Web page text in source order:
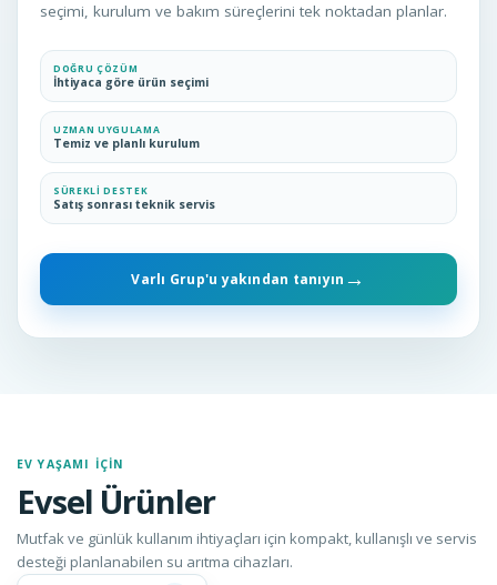
seçimi, kurulum ve bakım süreçlerini tek noktadan planlar.
DOĞRU ÇÖZÜM
İhtiyaca göre ürün seçimi
UZMAN UYGULAMA
Temiz ve planlı kurulum
SÜREKLI DESTEK
Satış sonrası teknik servis
Varlı Grup'u yakından tanıyın →
EV YAŞAMI İÇIN
Evsel Ürünler
Mutfak ve günlük kullanım ihtiyaçları için kompakt, kullanışlı ve servis
desteği planlanabilen su arıtma cihazları.